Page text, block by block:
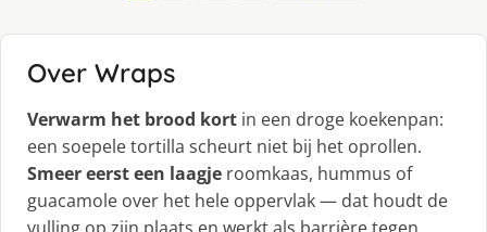
Over Wraps
Verwarm het brood kort in een droge koekenpan:
een soepele tortilla scheurt niet bij het oprollen.
Smeer eerst een laagje roomkaas, hummus of
guacamole over het hele oppervlak — dat houdt de